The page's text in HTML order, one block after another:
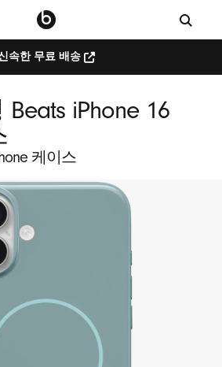
속한 무료 배송
iPhone 16
케이스